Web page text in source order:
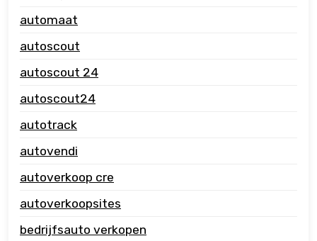
automaat
autoscout
autoscout 24
autoscout24
autotrack
autovendi
autoverkoop cre
autoverkoopsites
bedrijfsauto verkopen